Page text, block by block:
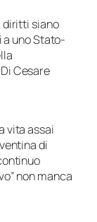
diritti siano
uno Stato-
Cesare
vita assai
di
non manca